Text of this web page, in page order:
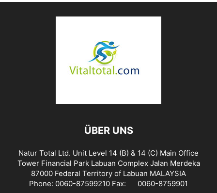
ÜBER UNS
Natur Total Ltd. Unit Level 14 (B) & 14 (C) Main Office
Tower Financial Park Labuan Complex Jalan Merdeka
87000 Federal Territory of Labuan MALAYSIA
Phone: 0060-87599210 Fax: 0060-8759901